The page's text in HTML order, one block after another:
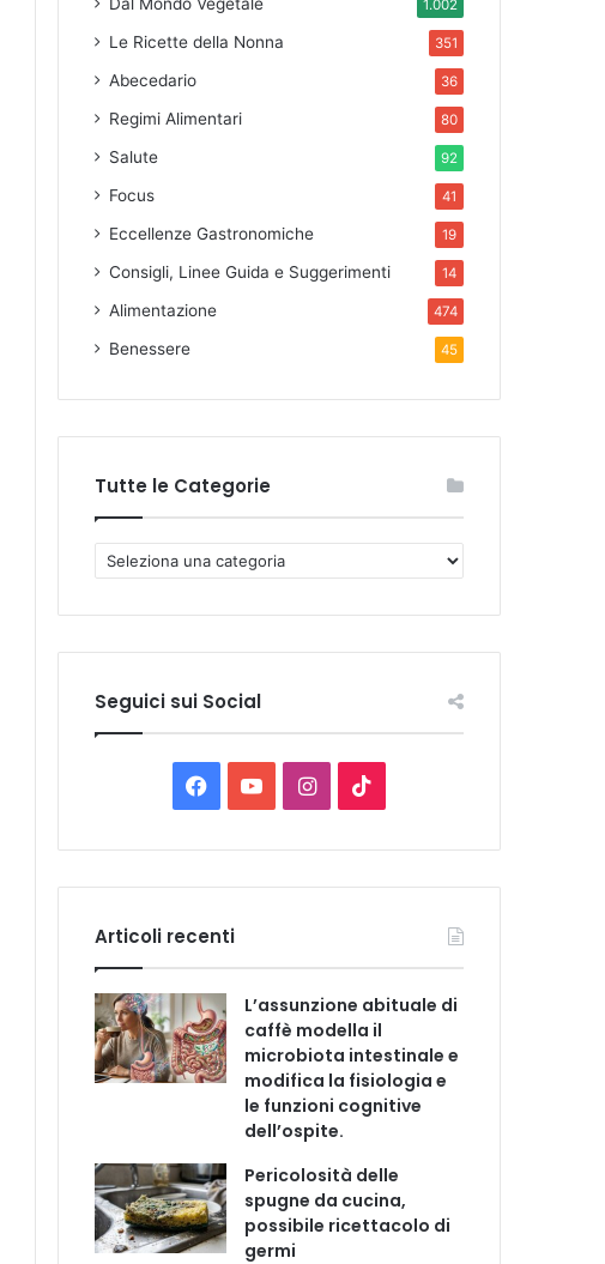
1.002
Le Ricette della Nonna 351
Abecedario 36
Regimi Alimentari 80
Salute 92
Focus 41
Eccellenze Gastronomiche 19
Consigli, Linee Guida e Suggerimenti 14
Alimentazione 474
Benessere 45
Tutte le Categorie
u
e
e
C
o
e
Seguici sui Social
c
e
b
o
o
u
u
b
e
I
s
a
g
r
a
m
k
o
k
Articoli recenti
L’assunzione abituale di
caffè modella il
microbiota intestinale e
modifica la fisiologia e
le funzioni cognitive
dell’ospite.
Pericolosità delle
spugne da cucina,
possibile ricettacolo di
germi